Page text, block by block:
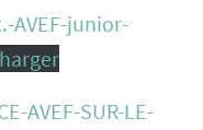
AVEF-junior-
AVEF-SUR-LE-